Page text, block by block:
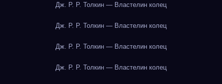
Дж. Р. Р. Толкин — Властелин колец
Дж. Р. Р. Толкин — Властелин колец
Дж. Р. Р. Толкин — Властелин колец
Дж. Р. Р. Толкин — Властелин колец